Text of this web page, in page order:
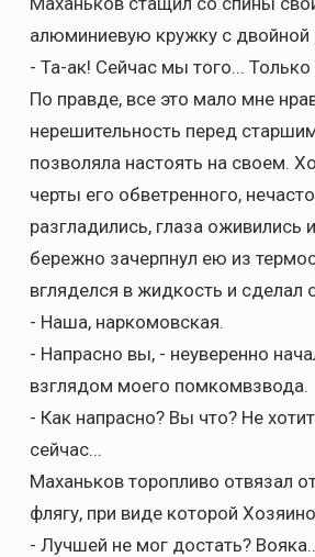
алюминиевую кружку с двойной
- Та-ак! Сейчас мы того...
По правде, все это мало мне
нерешительность перед
позволяла настоять на своем.
черты его обветренного,
разгладились, глаза
бережно зачерпнул ею из
вгляделся в жидкость и сделал
- Наша, наркомовская.
- Напрасно вы, - неуверенно
взглядом моего помкомвзвода.
- Как напрасно? Вы что? Не
сейчас...
Маханьков торопливо отвязал
флягу, при виде которой
- Лучшей не мог достать?